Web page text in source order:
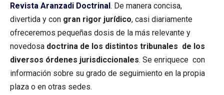
Revista Aranzadi Doctrinal. De manera concisa,
divertida y con gran rigor jurídico, casi diariamente
ofreceremos pequeñas dosis de la más relevante y
novedosa doctrina de los distintos tribunales de los
diversos órdenes jurisdiccionales. Se enriquece con
información sobre su grado de seguimiento en la propia
plaza o en otras sedes.